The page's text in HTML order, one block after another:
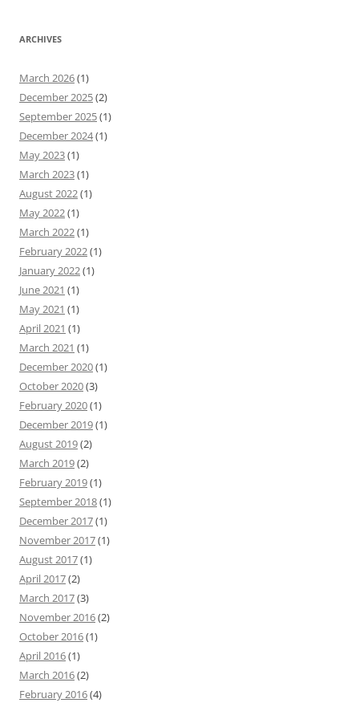
ARCHIVES
March 2026(1)
December 2025(2)
September 2025(1)
December 2024(1)
May 2023(1)
March 2023(1)
August 2022(1)
May 2022(1)
March 2022(1)
February 2022(1)
January 2022(1)
June 2021 (1)
May 2021 (1)
April 2021 (1)
March 2021 (1)
December 2020(1)
October 2020(3)
February 2020(1)
December 2019(1)
August 2019(2)
March 2019(2)
February 2019(1)
September 2018(1)
December 2017(1)
November 2017(1)
August 2017(1)
April 2017(2)
March 2017(3)
November 2016(2)
October 2016(1)
April 2016(1)
March 2016(2)
February 2016(4)